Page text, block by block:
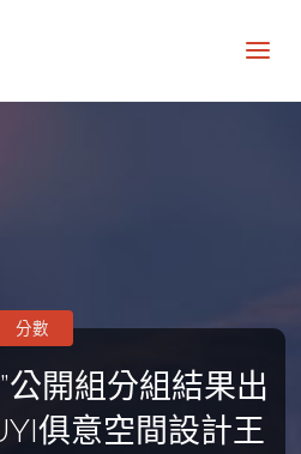
公開組分組結果出
俱意空間設計王
分數